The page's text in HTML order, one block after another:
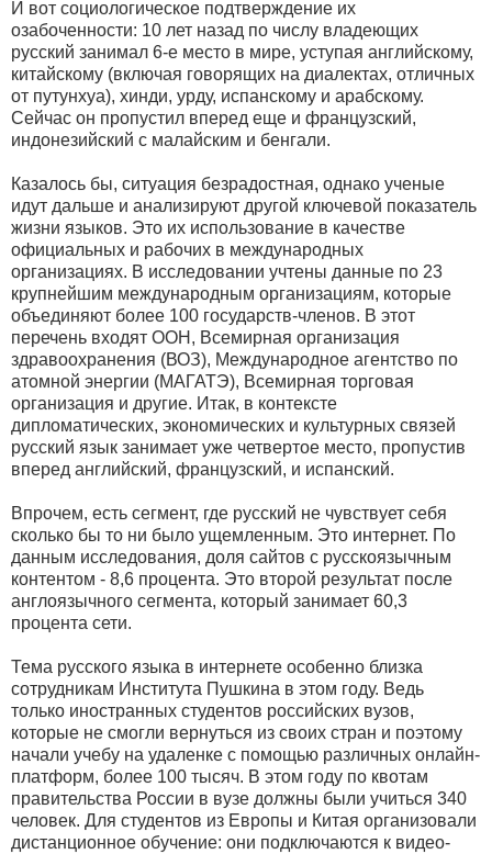
И вот социологическое подтверждение их
озабоченности: 10 лет назад по числу владеющих
русский занимал 6-е место в мире, уступая английскому,
китайскому (включая говорящих на диалектах, отличных
от путунхуа), хинди, урду, испанскому и арабскому.
Сейчас он пропустил вперед еще и французский,
индонезийский с малайским и бенгали.
Казалось бы, ситуация безрадостная, однако ученые
идут дальше и анализируют другой ключевой показатель
жизни языков. Это их использование в качестве
официальных и рабочих в международных
организациях. В исследовании учтены данные по 23
крупнейшим международным организациям, которые
объединяют более 100 государств-членов. В этот
перечень входят ООН, Всемирная организация
здравоохранения (ВОЗ), Международное агентство по
атомной энергии (МАГАТЭ), Всемирная торговая
организация и другие. Итак, в контексте
дипломатических, экономических и культурных связей
русский язык занимает уже четвертое место, пропустив
вперед английский, французский, и испанский.
Впрочем, есть сегмент, где русский не чувствует себя
сколько бы то ни было ущемленным. Это интернет. По
данным исследования, доля сайтов с русскоязычным
контентом - 8,6 процента. Это второй результат после
англоязычного сегмента, который занимает 60,3
процента сети.
Тема русского языка в интернете особенно близка
сотрудникам Института Пушкина в этом году. Ведь
только иностранных студентов российских вузов,
которые не смогли вернуться из своих стран и поэтому
начали учебу на удаленке с помощью различных онлайн-
платформ, более 100 тысяч. В этом году по квотам
правительства России в вузе должны были учиться 340
человек. Для студентов из Европы и Китая организовали
дистанционное обучение: они подключаются к видео-